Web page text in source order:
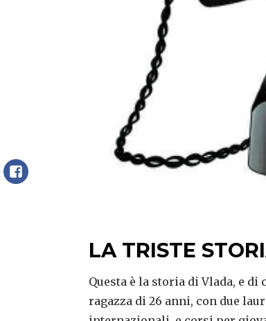
LA TRISTE
Questa è la storia di Vlada, e
ragazza di 26 anni, con due
FaceBook